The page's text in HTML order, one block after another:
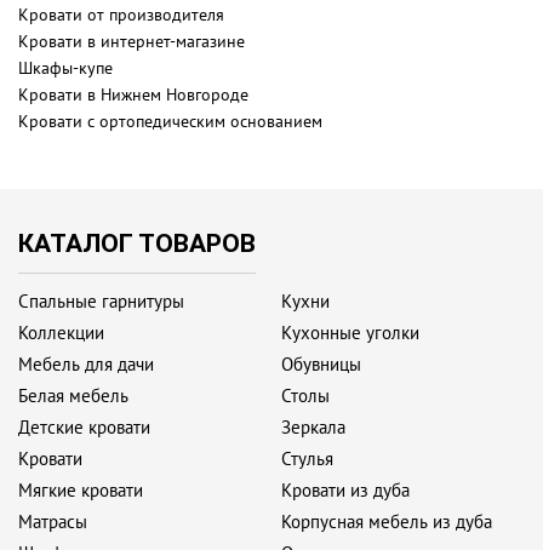
Кровати от производителя
Кровати в интернет-магазине
Шкафы-купе
Кровати в Нижнем Новгороде
Кровати с ортопедическим основанием
КАТАЛОГ ТОВАРОВ
Спальные гарнитуры
Коллекции
Мебель для дачи
Белая мебель
Детские кровати
Кровати
Мягкие кровати
Матрасы
Кухни
Кухонные уголки
Обувницы
Столы
Зеркала
Стулья
Кровати из дуба
Корпусная мебель из дуба